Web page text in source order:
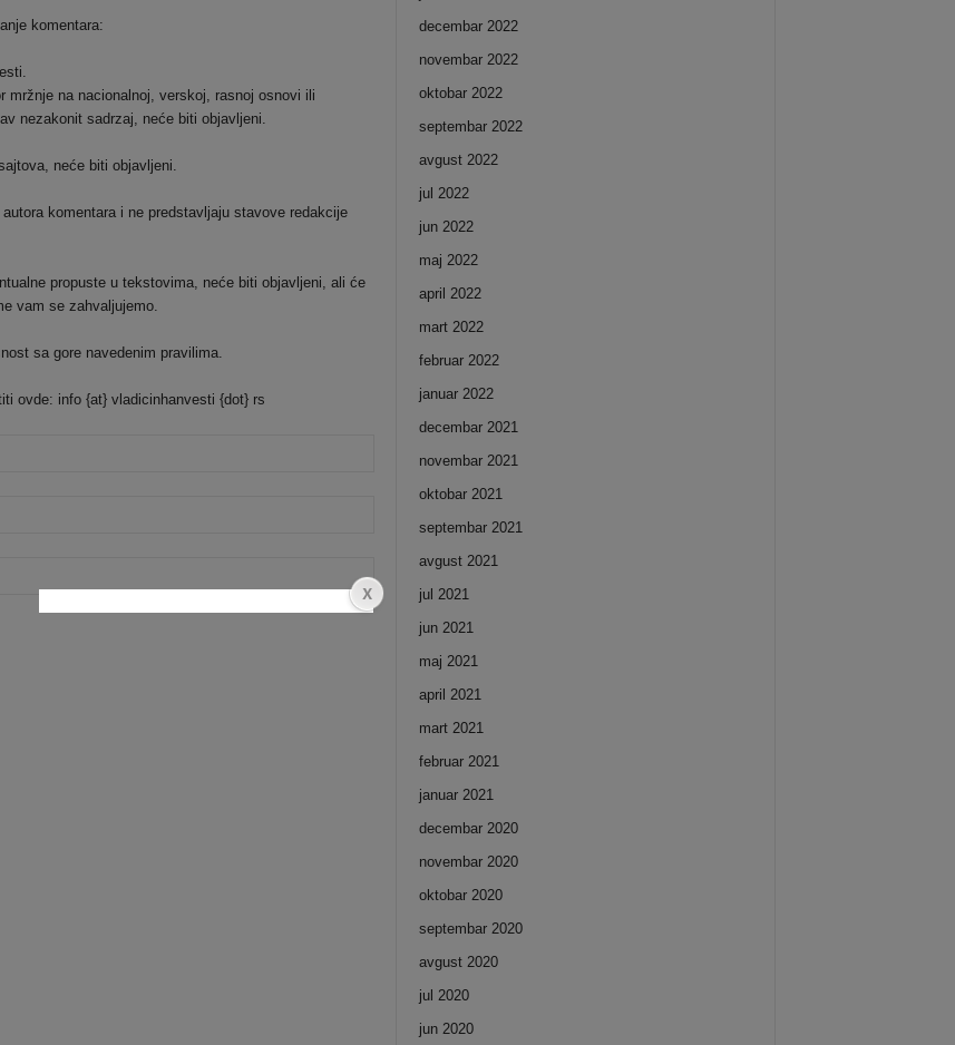
komentara:
mržnje na nacionalnoj, verskoj, rasnoj osnovi ili
nezakonit sadrzaj, neće biti objavljeni.
neće biti objavljeni.
komentara i ne predstavljaju stavove redakcije
propuste u tekstovima, neće biti objavljeni, ali će
vam se zahvaljujemo.
sa gore navedenim pravilima.
ovde: info {at} vladicinhanvesti {dot} rs
decembar 2022
novembar 2022
oktobar 2022
septembar 2022
avgust 2022
jul 2022
jun 2022
maj 2022
april 2022
mart 2022
februar 2022
januar 2022
decembar 2021
novembar 2021
oktobar 2021
septembar 2021
avgust 2021
jul 2021
jun 2021
maj 2021
april 2021
mart 2021
februar 2021
januar 2021
decembar 2020
novembar 2020
oktobar 2020
septembar 2020
avgust 2020
jul 2020
jun 2020